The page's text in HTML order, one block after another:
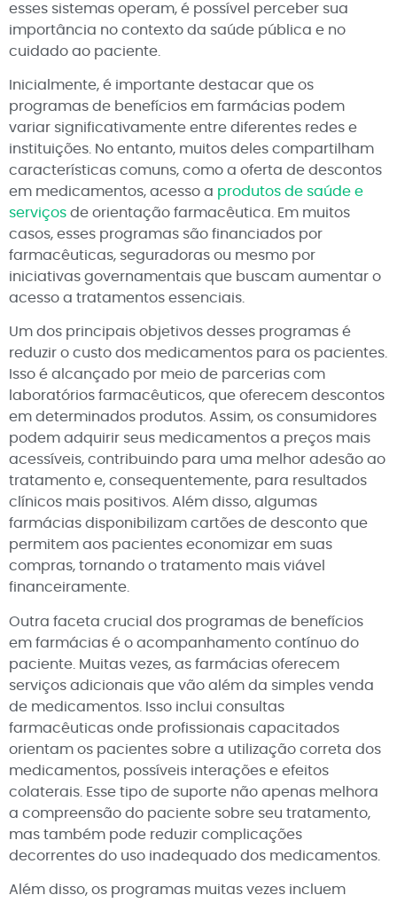
esses sistemas operam, é possível perceber sua
importância no contexto da saúde pública e no
cuidado ao paciente.
Inicialmente, é importante destacar que os
programas de benefícios em farmácias podem
variar significativamente entre diferentes redes e
instituições. No entanto, muitos deles compartilham
características comuns, como a oferta de descontos
em medicamentos, acesso a produtos de saúde e
serviços de orientação farmacêutica. Em muitos
casos, esses programas são financiados por
farmacêuticas, seguradoras ou mesmo por
iniciativas governamentais que buscam aumentar o
acesso a tratamentos essenciais.
Um dos principais objetivos desses programas é
reduzir o custo dos medicamentos para os pacientes.
Isso é alcançado por meio de parcerias com
laboratórios farmacêuticos, que oferecem descontos
em determinados produtos. Assim, os consumidores
podem adquirir seus medicamentos a preços mais
acessíveis, contribuindo para uma melhor adesão ao
tratamento e, consequentemente, para resultados
clínicos mais positivos. Além disso, algumas
farmácias disponibilizam cartões de desconto que
permitem aos pacientes economizar em suas
compras, tornando o tratamento mais viável
financeiramente.
Outra faceta crucial dos programas de benefícios
em farmácias é o acompanhamento contínuo do
paciente. Muitas vezes, as farmácias oferecem
serviços adicionais que vão além da simples venda
de medicamentos. Isso inclui consultas
farmacêuticas onde profissionais capacitados
orientam os pacientes sobre a utilização correta dos
medicamentos, possíveis interações e efeitos
colaterais. Esse tipo de suporte não apenas melhora
a compreensão do paciente sobre seu tratamento,
mas também pode reduzir complicações
decorrentes do uso inadequado dos medicamentos.
Além disso, os programas muitas vezes incluem